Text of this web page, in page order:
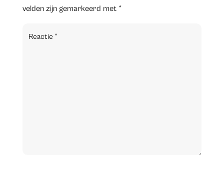
velden zijn gemarkeerd met *